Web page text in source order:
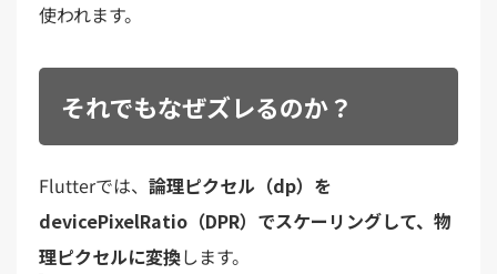
使われます。
それでもなぜズレるのか？
Flutterでは、 論理ピクセル（dp）を
devicePixelRatio（DPR）でスケーリングして、物
理ピクセルに変換します。